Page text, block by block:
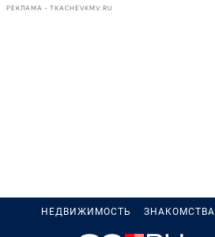
РЕКЛАМА • TKACHEVKMV.RU
НЕДВИЖИМОСТЬ ЗНАКОМСТВА